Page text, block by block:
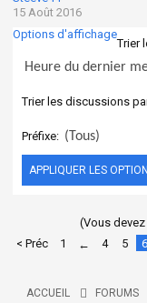
15 Août 2016
Options d'affichage
Trier
Trier les discussions
Préfixe:
(Vous
< Préc
1 ← 4 5 6
ACCUEIL FORUMS